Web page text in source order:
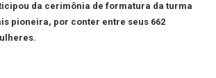
da cerimônia de formatura da turma
pioneira, por conter entre seus 662